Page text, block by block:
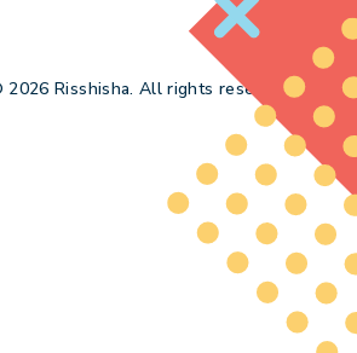
Risshisha. All rights reserved.